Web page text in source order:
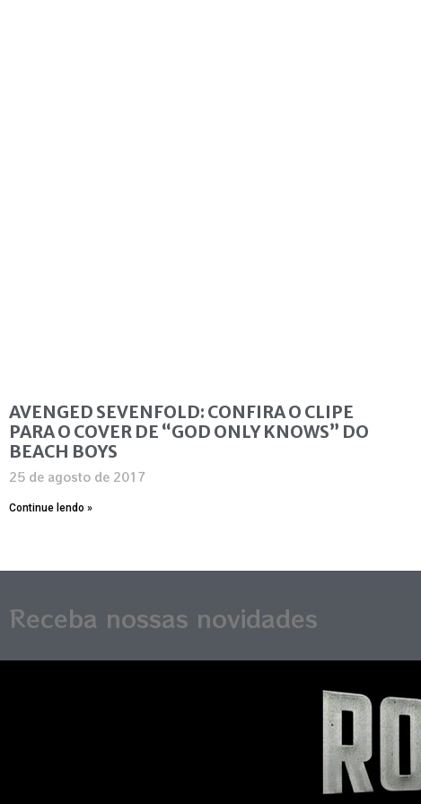
AVENGED SEVENFOLD: CONFIRA O CLIPE
PARA O COVER DE “GOD ONLY KNOWS” DO
BEACH BOYS
25 de agosto de 2017
Continue lendo »
Receba nossas novidades